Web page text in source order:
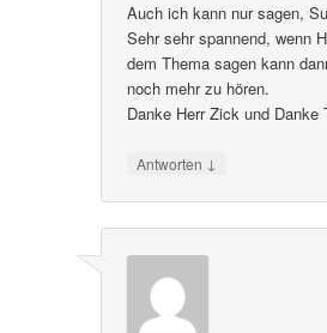
Auch ich kann nur sagen,
Sehr sehr spannend, wenn
dem Thema sagen kann
noch mehr zu hören.
Danke Herr Zick und Danke
Antworten ↓